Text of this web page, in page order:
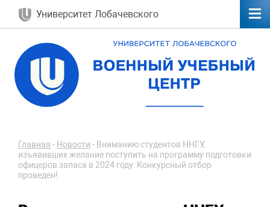
Университет Лобачевского
Главная - Новости - Вниманию студентов ННГУ,
изъявивших желание поступить на программу подготовки
офицеров запаса в 2024 году. Конкурсный отбор
проведен!